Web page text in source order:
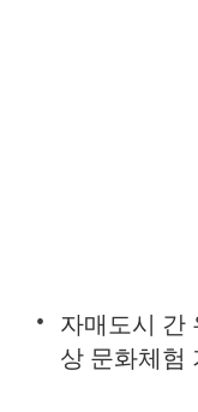
자매도시 간
상 문화체험